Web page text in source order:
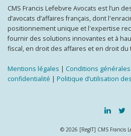
CMS Francis Lefebvre Avocats est l’un
d’avocats d’affaires français, dont
positionnement unique et l'expertise
fournir des solutions innovantes et à
fiscal, en droit des affaires et en droit du
Mentions légales | Conditions générales
confidentialité | Politique d’utilisation
© 2026 [RegIT] CMS Francis